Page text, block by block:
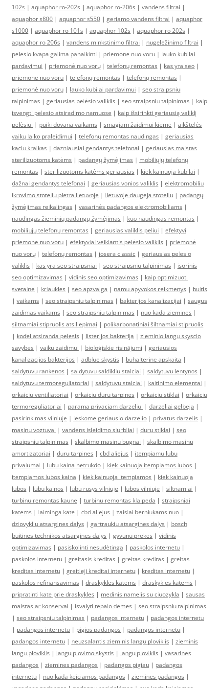
102s | aquaphor ro-202s | aquaphor ro-206s | vandens filtrai |
aquaphor s800 | aquaphor s550 | geriamo vandens filtrai | aquaphor
s1000 | aquaphor ro 101s | aquaphor 102s | aquaphor ro 202s |
aquaphor ro 206s | vandens minkstinimo filtrai | nugeležinimo filtrai |
pelesio kvapa galima panaikinti | priemone nuo voru | lauko kubilai
pardavimui | priemonė nuo vorų | telefonų remontas | kas yra seo |
priemone nuo voru | telefonų remontas | telefonų remontas |
priemonė nuo vorų | lauko kubilai pardavimui | seo straipsniu
talpinimas | geriausias pelėsio valiklis | seo straipsniu talpinimas | kaip
isvengti pelesio atsiradimo namuose | kaip išsirinkti geriausią valiklį
pelėsiui | puiki dovana vaikams | smagiam žaidimui kieme | aikštelės
vaikų laiko praleidimui | telefonų remontas naudingas | geriausias
kaciu kraikas | dazniausiai gendantys telefonai | geriausias maistas
sterilizuotoms katėms | padangų žymėjimas | mobiliųjų telefonų
remontas | sterilizuotoms katėms geriausias | kiek kainuoja kubilai |
dažnai gendantys telefonai | geriausias vonios valiklis | elektromobiliu
ikrovimo stoteliu pletra lietuvoje | lietuvoje daugeja stoteliu | padangų
žymėjimas reikalingas | vasarinės padangos elektromobiliams |
naudingas žieminių padangų žymėjimas | kuo naudingas remontas |
mobiliųjų telefonų remontas | geriausias valiklis peliui | efektyvi
priemone nuo voru | efektyviai veikiantis pelėsio valiklis | priemonė
nuo vorų | telefonų remontas | josera classic | geriausias pelesio
valiklis | kas yra seo straipsniai | seo straipsniu talpinimas | isorinis
seo optimizavimas | vidinis seo optimizavimas | kaip optimizuoti
svetaine | kriaukles | seo apzvalga | namu apyvokos reikmenys | buitis
| vaikams | seo straipsniu talpinimas | bakterijos kanalizacijai | saugus
zaidimas vaikams | seo straipsniu talpinimas | nuo kada ziemines |
siltnamiai stipruolis atsiliepimai | polikarbonatiniai šiltnamiai stipruolis
| kodel atsiranda pelesis | listerijos bakterija | zieminio langu skyscio
savybes | vaiku zaidimui | bioloģiskie risinājumi | geriausios
kanalizacijos bakterijos | adblue skystis | buhalterine apskaita |
saldytuvu rankenos | saldytuvu saldikliu stalciai | saldytuvu lentynos |
saldytuvu termoreguliatoriai | saldytuvu stalciai | kaitinimo elementai |
orkaiciu ventiliatoriai | orkaiciu duru tarpines | orkaiciu stiklai | orkaiciu
termoreguliatoriai | parama privaciam darzeliui | darzeliai gelbeja |
pasirinkimas vilniuje | ieskome geriausio darzelio | privatus darzelis |
masinu voztuvai | vandens isleidimo siurbliai | duru stiklai | seo
straipsniu talpinimas | skalbimo masinu bugnai | skalbimo masinu
amortizatoriai | duru tarpines | cbd aliejus | itempiamu lubu
privalumai | lubu kaina netrukdo | kiek kainuoja itempiamos lubos |
itempiamos lubos kaina | kiek kainuoja itempiamos | kiek kainuoja
lubos | lubu kainos | lubu rusys vilniuje | lubos vilniuje | siltnamiai |
turbinu remontas kaune | turbinu remontas klaipeda | straipsniai
katems | laiminga kate | cbd aliejus | zaislai berniukams nuo |
dziovykliu atsargines dalys | gartraukiu atsargines dalys | bosch
buitines technikos atsargines dalys | gyvunu prekes | vidinis
optimizavimas | pasiskolinti nesudėtinga | paskolos internetu |
paskolos internetu | greitasis kreditas | greitas kreditas | greitas
kreditas internetu | greitieji kreditai internetu | kreditas internetu |
paskolos refinansavimas | draskykles katems | draskykles katems |
pripratinti kate prie draskykles | medinis namelis su ciuozykla | sausas
maistas ar konservai | isvalyti tepalo demes | seo straipsniu talpinimas
| seo straipsniu talpinimas | padangos internetu | padangos internetu
| padangos internetu | pigios padangos | padangos internetu |
padangos internetu | neuzsalantis zieminis langu ploviklis | zieminis
langu ploviklis | langu plovimo skystis | langu ploviklis | vasarines
padangos | ziemines padangos | padangos pigiau | padangos
internetu | nuo kada keiciamos padangos | ziemines padangos |